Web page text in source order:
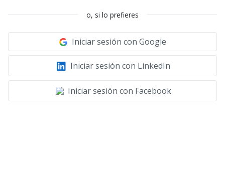
o, si lo prefieres
Iniciar sesión con Google
Iniciar sesión con LinkedIn
Iniciar sesión con Facebook